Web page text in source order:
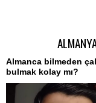
Almanca bilmeden
bulmak kolay mı?